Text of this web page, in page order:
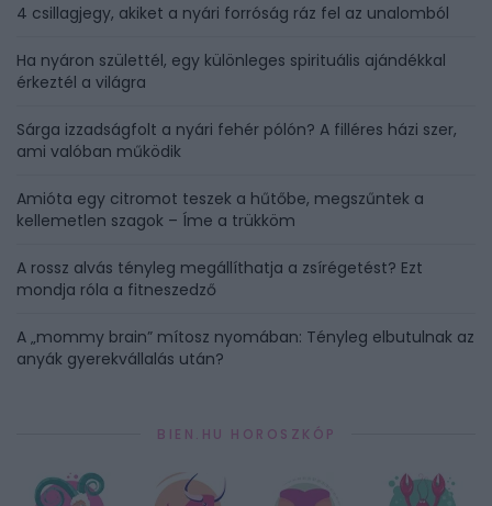
4 csillagjegy, akiket a nyári forróság ráz fel az unalomból
Ha nyáron születtél, egy különleges spirituális ajándékkal
érkeztél a világra
Sárga izzadságfolt a nyári fehér pólón? A filléres házi szer,
ami valóban működik
Amióta egy citromot teszek a hűtőbe, megszűntek a
kellemetlen szagok – Íme a trükköm
A rossz alvás tényleg megállíthatja a zsírégetést? Ezt
mondja róla a fitneszedző
A „mommy brain” mítosz nyomában: Tényleg elbutulnak az
anyák gyerekvállalás után?
BIEN.HU HOROSZKÓP